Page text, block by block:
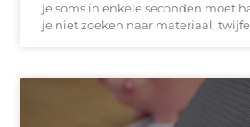
je soms in enkele seconden moet
je niet zoeken naar materiaal,